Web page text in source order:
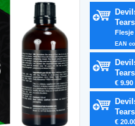
Tears
Flesje
EAN
€
€